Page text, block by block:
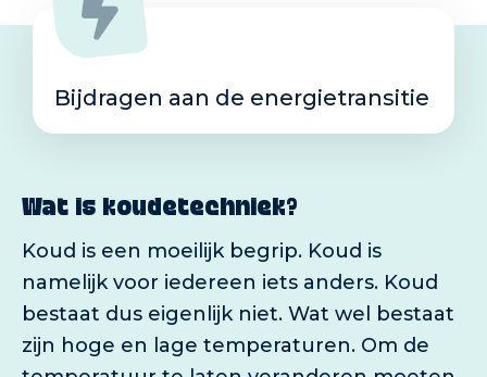
Bijdragen aan de energietransitie
Wat is koudetechniek?
Koud is een moeilijk begrip. Koud is
namelijk voor iedereen iets anders. Koud
bestaat dus eigenlijk niet. Wat wel bestaat
zijn hoge en lage temperaturen. Om de